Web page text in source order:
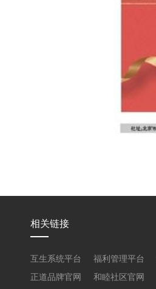
相关链接
互生系统平台 福利管理平台
正道品牌官网
和睦社区官网